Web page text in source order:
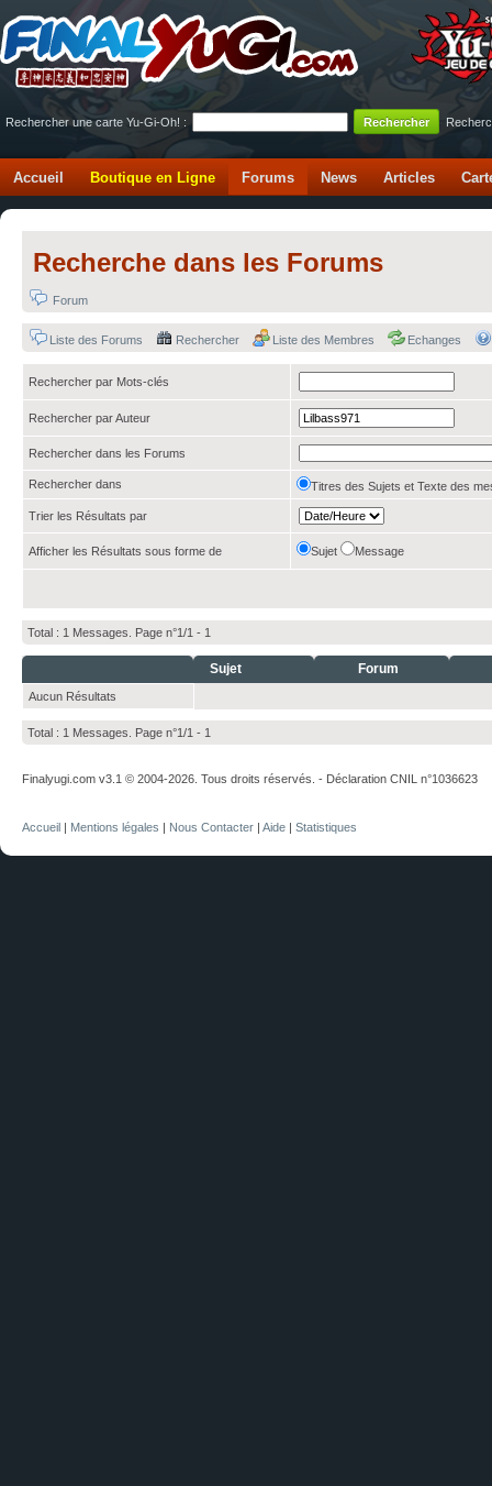
Rechercher une carte Yu-Gi-Oh! :
Accueil Boutique en Ligne Forums News Articles
Recherche dans les Forums
Forum
Liste des Forums Rechercher Liste des Membres Echanges
Rechercher par Mots-clés
Rechercher par Auteur
Rechercher dans les Forums
Rechercher dans Titres des Sujets et Texte des
Trier les Résultats par
Afficher les Résultats sous forme de Sujet Message
Total : 1 Messages. Page n°1/1 - 1
Sujet Forum
Aucun Résultats
Total : 1 Messages. Page n°1/1 - 1
Finalyugi.com v3.1 © 2004-2026. Tous droits réservés. - Déclaration CNIL n°1036623
Accueil | Mentions légales | Nous Contacter | Aide | Statistiques